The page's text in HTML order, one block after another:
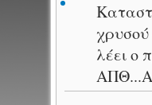
χρυσού
λέει ο